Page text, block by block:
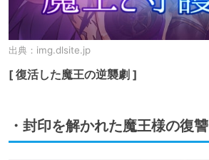
出典： img.dlsite.jp
[ 復活した魔王の逆襲劇 ]
・封印を解かれた魔王様の復讐